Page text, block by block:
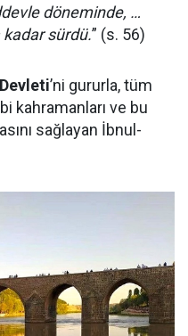
döneminde, …
kadar sürdü.” (s. 56)
’ni gururla, tüm
kahramanları ve bu
sağlayan İbnul-